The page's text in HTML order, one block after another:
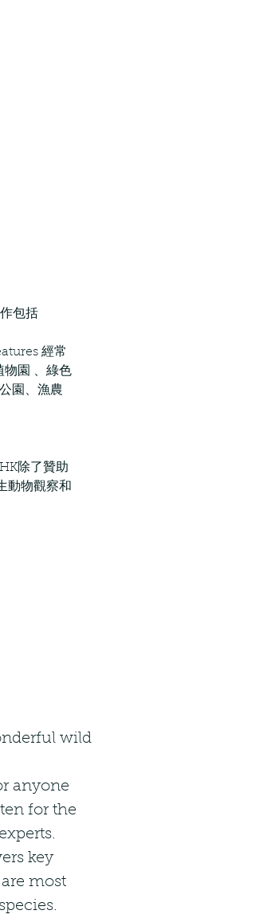
包括
經常
物園 、綠色
園、漁農
除了贊助
動物觀察和
wild
anyone
for the
key
most